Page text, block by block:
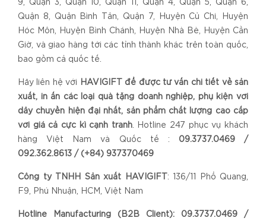
9, Quận 3, Quận 10, Quận 11, Quận 4, Quận 5, Quận 6,
Quận 8, Quận Bình Tân, Quận 7, Huyện Củ Chi, Huyện
Hóc Môn, Huyện Bình Chánh, Huyện Nhà Bè, Huyện Cần
Giờ, và giao hàng tới các tỉnh thành khác trên toàn quốc,
bao gồm cả quốc tế.
Hãy liên hệ với
HAVIGIFT để được tư vấn chi tiết về sản
xuất, in ấn các loại quà tặng doanh nghiệp, phụ kiện với
dây chuyền hiện đại nhất, sản phẩm chất lượng cao cấp
với giá cả cực kì cạnh tranh. Hotline 247 phục vụ khách
hàng Việt Nam và Quốc tế : 09.3737.0469 /
092.362.8613 / (+84) 937370469
Công ty TNHH Sản xuất HAVIGIFT : 136/11 Phổ Quang,
F9, Phú Nhuận, HCM, Việt Nam
Hotline Manufacturing (B2B Client): 09.3737.0469 /